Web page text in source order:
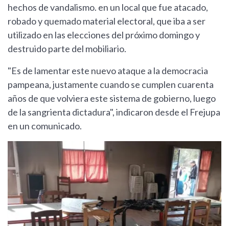
hechos de vandalismo. en un local que fue atacado,
robado y quemado material electoral, que iba a ser
utilizado en las elecciones del próximo domingo y
destruido parte del mobiliario.
"Es de lamentar este nuevo ataque a la democracia
pampeana, justamente cuando se cumplen cuarenta
años de que volviera este sistema de gobierno, luego
de la sangrienta dictadura", indicaron desde el Frejupa
en un comunicado.